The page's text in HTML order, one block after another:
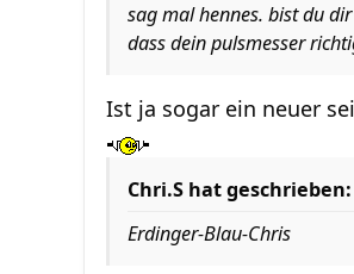
sag mal hennes. bist du
dass dein pulsmesser
Ist ja sogar ein neuer
Chri.S hat geschrieben:
Erdinger-Blau-Chris